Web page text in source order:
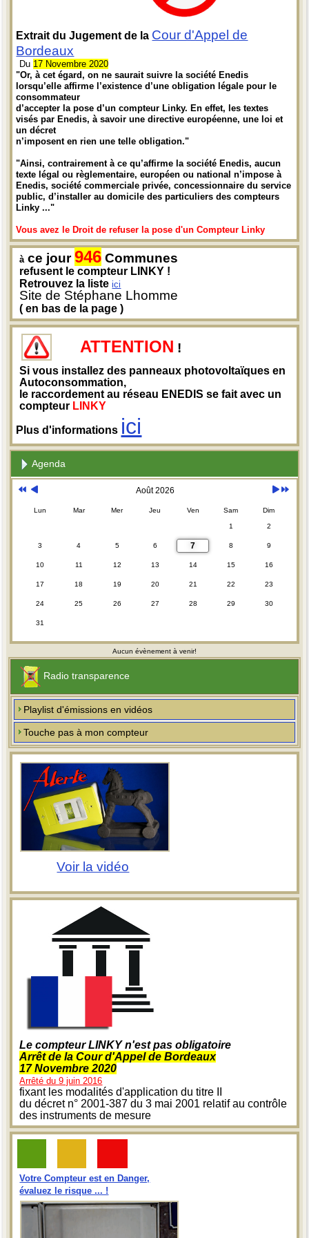
Extrait du Jugement de la Cour d'Appel de
Bordeaux
Du 17 Novembre 2020
"Or, à cet égard, on ne saurait suivre la société Enedis
lorsqu’elle affirme l’existence d’une obligation légale pour le
consommateur
d’accepter la pose d’un compteur Linky. En effet, les textes
visés par Enedis, à savoir une directive européenne, une loi et
un décret
n’imposent en rien une telle obligation."
"Ainsi, contrairement à ce qu’affirme la société Enedis, aucun
texte légal ou règlementaire, européen ou national n’impose à
Enedis, société commerciale privée, concessionnaire du service
public, d’installer au domicile des particuliers des compteurs
Linky ..."
Vous avez le Droit de refuser la pose d'un Compteur Linky
à ce jour946 Communes
refusent le compteur LINKY !
Retrouvez la listeici
Site de Stéphane Lhomme
( en bas de la page )
ATTENTION !
Si vous installez des panneaux photovoltaïques en
Autoconsommation,
le raccordement au réseau ENEDIS se fait avec un
compteur LINKY
Plus d'informations ici
Agenda
Août 2026
Lun Mar Mer Jeu Ven Sam Dim
1 2
3 4 5 6 7 8 9
10 11 12 13 14 15 16
17 18 19 20 21 22 23
24 25 26 27 28 29 30
31
Aucun évènement à venir!
Radio transparence
Playlist d'émissions en vidéos
Touche pas à mon compteur
Voir la vidéo
Le compteur LINKY n'est pas obligatoire
Arrêt de la Cour d'Appel de Bordeaux
17 Novembre 2020
Arrêté du 9 juin 2016
fixant les modalités d'application du titre II
du décret n° 2001-387 du 3 mai 2001 relatif au contrôle
des instruments de mesure
Votre Compteur est en Danger,
évaluez le risque ... !